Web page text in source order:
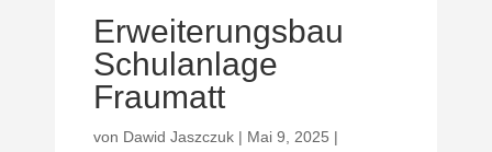
Erweiterungsbau
Schulanlage
Fraumatt
von Dawid Jaszczuk| Mai 9, 2025 |